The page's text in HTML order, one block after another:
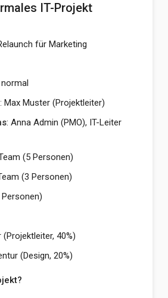
IT-Projekt
für Marketing
normal
: Max Muster (Projektleiter)
: Anna Admin (PMO), IT-Leiter
(5 Personen)
(3 Personen)
40%)
(Design, 20%)